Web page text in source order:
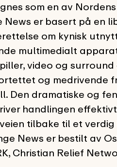
som en av
News er basert på en
om kynisk
multimedialt
video og
og medrivende
Den dramatiske og
handlingen
tilbake til et
News er bestilt av
Christian Relief